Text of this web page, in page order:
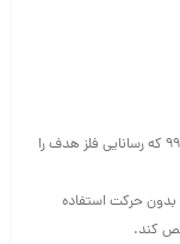
مقیاس شناسایی عددی از 0 تا 99 که رسانایی فلز هدف را
بدون حرکت استفاده
کند.